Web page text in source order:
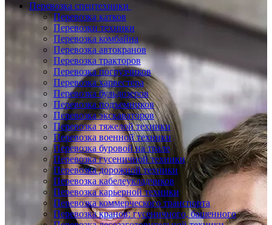
Перевозка спецтехники
Перевозка катков
Перевозки техники
Перевозка комбайна
Перевозка автокранов
Перевозка тракторов
Перевозка погрузчиков
Перевозка харвестера
Перевозка бульдозеров
Перевозка подъемников
Перевозка экскаваторов
Перевозка тяжелой техники
Перевозка военной техники
Перевозка буровой на трале
Перевозка гусеничной техники
Перевозка дорожной техники
Перевозка кабелеукладчиков
Перевозка карьерной техники
Перевозка коммерческого транспорта
Перевозка кранов: гусеничного, башенного